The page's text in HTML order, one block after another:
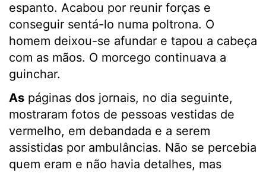
espanto. Acabou por reunir forças e
conseguir sentá-lo numa poltrona. O
homem deixou-se afundar e tapou a cabeça
com as mãos. O morcego continuava a
guinchar.
As páginas dos jornais, no dia seguinte,
mostraram fotos de pessoas vestidas de
vermelho, em debandada e a serem
assistidas por ambulâncias. Não se percebia
quem eram e não havia detalhes, mas